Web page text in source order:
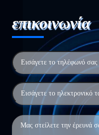
επικοινωνία